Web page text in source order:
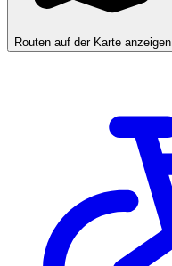
Routen auf der Karte anzeigen